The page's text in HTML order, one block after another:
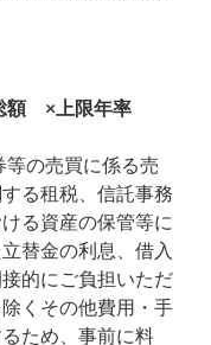
×上限年率
の売買に係る売
る租税、信託事務
る資産の保管等に
替金の利息、借入
的にご負担いただ
くその他費用・手
ため、事前に料